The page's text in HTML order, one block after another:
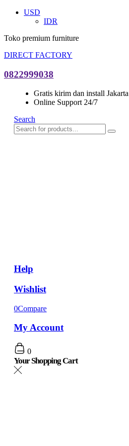
USD
IDR
Toko premium furniture
DIRECT FACTORY
0822999038
Gratis kirim dan install Jakarta
Online Support 24/7
Search
Help
Wishlist
0Compare
My Account
0
Your Shopping Cart